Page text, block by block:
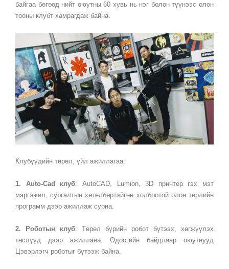
байгаа бөгөөд нийт оюутны 60 хувь нь нэг болон түүнээс олон
тооны клубт хамрагдаж байна.
Клубүүдийн төрөл, үйл ажиллагаа:
1. Auto-Cad клуб: AutoCAD, Lumion, 3D принтер гэх мэт
мэргэжил, сургалтын хөтөлбөртэйгөө холбоотой олон төрлийн
программ дээр ажиллаж сурна.
2. Роботын клуб: Төрөл бүрийн робот бүтээх, хөгжүүлэх
төслүүд дээр ажиллана. Одоогийн байдлаар оюутнууд
Цэвэрлэгч роботыг бүтээж байна.